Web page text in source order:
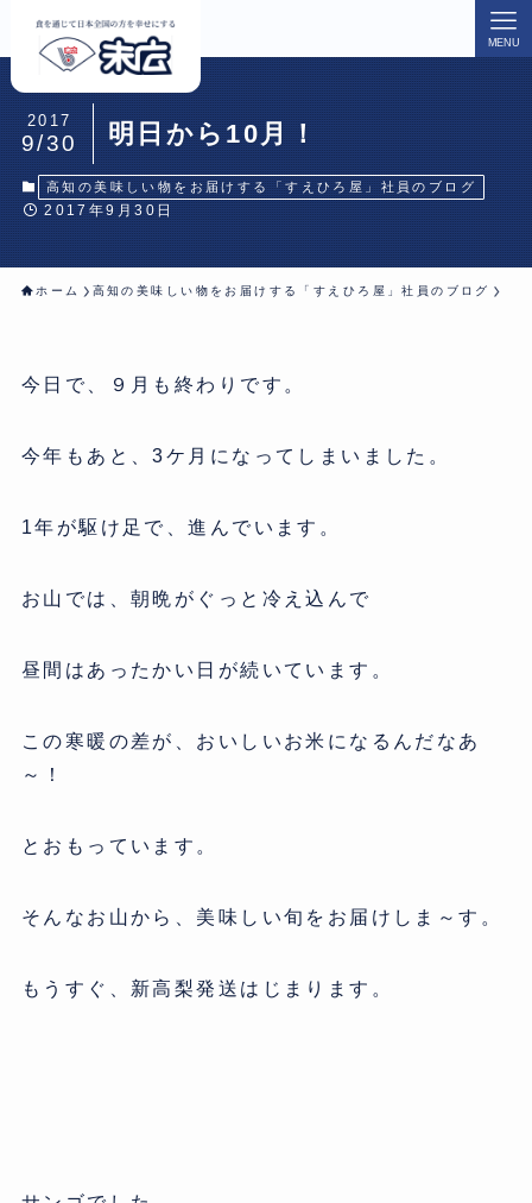
MENU
明日から10月！
2017
9/30
高知の美味しい物をお届けする「すえひろ屋」社員のブログ
2017年9月30日
ホーム 高知の美味しい物をお届けする「すえひろ屋」社員のブログ
今日で、９月も終わりです。
今年もあと、3ケ月になってしまいました。
1年が駆け足で、進んでいます。
お山では、朝晩がぐっと冷え込んで
昼間はあったかい日が続いています。
この寒暖の差が、おいしいお米になるんだなあ
～！
とおもっています。
そんなお山から、美味しい旬をお届けしま～す。
もうすぐ、新高梨発送はじまります。